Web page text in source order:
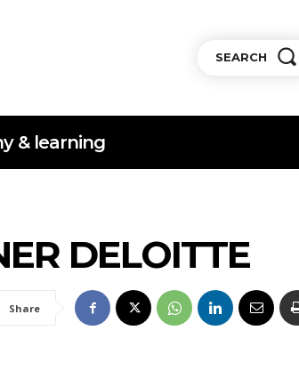
SEARCH
& learning
DELOITTE
Share